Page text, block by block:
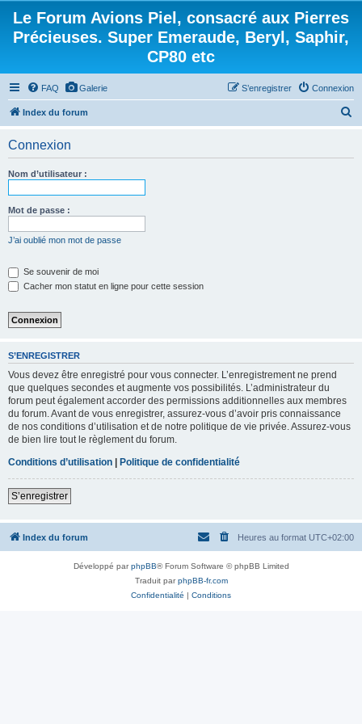
Le Forum Avions Piel, consacré aux Pierres
Précieuses. Super Emeraude, Beryl, Saphir,
CP80 etc
FAQ Galerie Connexion
S’enregistrer
Index du forum
Connexion
Nom d’utilisateur :
Mot de passe :
J’ai oublié mon mot de passe
Se souvenir de moi
Cacher mon statut en ligne pour cette session
S’ENREGISTRER
Vous devez être enregistré pour vous connecter. L’enregistrement ne prend
que quelques secondes et augmente vos possibilités. L’administrateur du
forum peut également accorder des permissions additionnelles aux membres
du forum. Avant de vous enregistrer, assurez-vous d’avoir pris connaissance
de nos conditions d’utilisation et de notre politique de vie privée. Assurez-vous
de bien lire tout le règlement du forum.
Conditions d’utilisation | Politique de confidentialité
S’enregistrer
Index du forum Heures au format UTC+02:00
Développé parphpBB® Forum Software © phpBB Limited
Traduit parphpBB-fr.com
Confidentialité | Conditions